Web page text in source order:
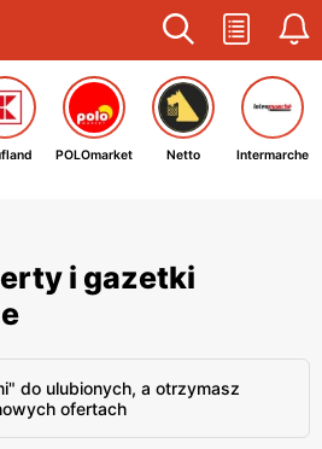
POLOmarket Netto Intermarche
i gazetki
do ulubionych, a otrzymasz
ofertach